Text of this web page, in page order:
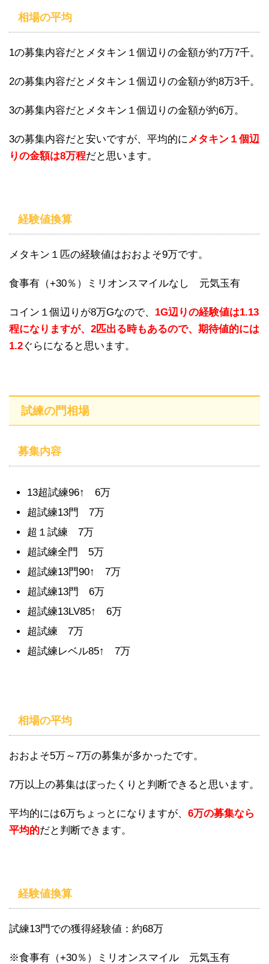
相場の平均
1の募集内容だとメタキン１個辺りの金額が約7万7千。
2の募集内容だとメタキン１個辺りの金額が約8万3千。
3の募集内容だとメタキン１個辺りの金額が約6万。
3の募集内容だと安いですが、平均的にメタキン１個辺
りの金額は8万程だと思います。
経験値換算
メタキン１匹の経験値はおおよそ9万です。
食事有（+30％）ミリオンスマイルなし 元気玉有
コイン１個辺りが8万Gなので、 1G辺りの経験値は1.13
程になりますが、2匹出る時もあるので、期待値的には
1.2 ぐらになると思います。
試練の門相場
募集内容
13超試練96↑ 6万
超試練13門 7万
超１試練 7万
超試練全門 5万
超試練13門90↑ 7万
超試練13門 6万
超試練13LV85↑ 6万
超試練 7万
超試練レベル85↑ 7万
相場の平均
おおよそ5万～7万の募集が多かったです。
7万以上の募集はぼったくりと判断できると思います。
平均的には6万ちょっとになりますが、 6万の募集なら
平均的だと判断できます。
経験値換算
試練13門での獲得経験値：約68万
※食事有（+30％）ミリオンスマイル 元気玉有